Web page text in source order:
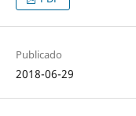
Publicado
2018-06-29